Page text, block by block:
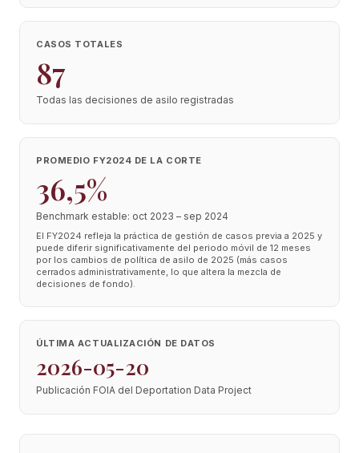
CASOS TOTALES
87
Todas las decisiones de asilo registradas
PROMEDIO FY2024 DE LA CORTE
36,5%
Benchmark estable: oct 2023 – sep 2024
El FY2024 refleja la práctica de gestión de casos previa a 2025 y
puede diferir significativamente del periodo móvil de 12 meses
por los cambios de política de asilo de 2025 (más casos
cerrados administrativamente, lo que altera la mezcla de
decisiones de fondo).
ÚLTIMA ACTUALIZACIÓN DE DATOS
2026-05-20
Publicación FOIA del Deportation Data Project